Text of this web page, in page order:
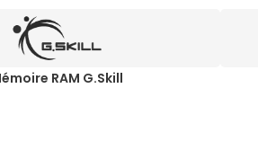
RAM G.Skill